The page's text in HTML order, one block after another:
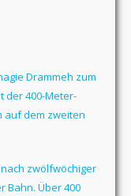
Drammeh zum
der 400-Meter-
auf dem zweiten
zwölfwöchiger
Bahn. Über 400